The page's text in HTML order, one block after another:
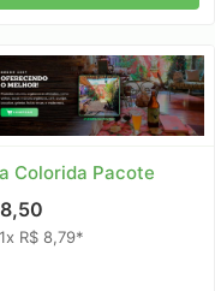
Colorida Pacote
R$ 8,79*